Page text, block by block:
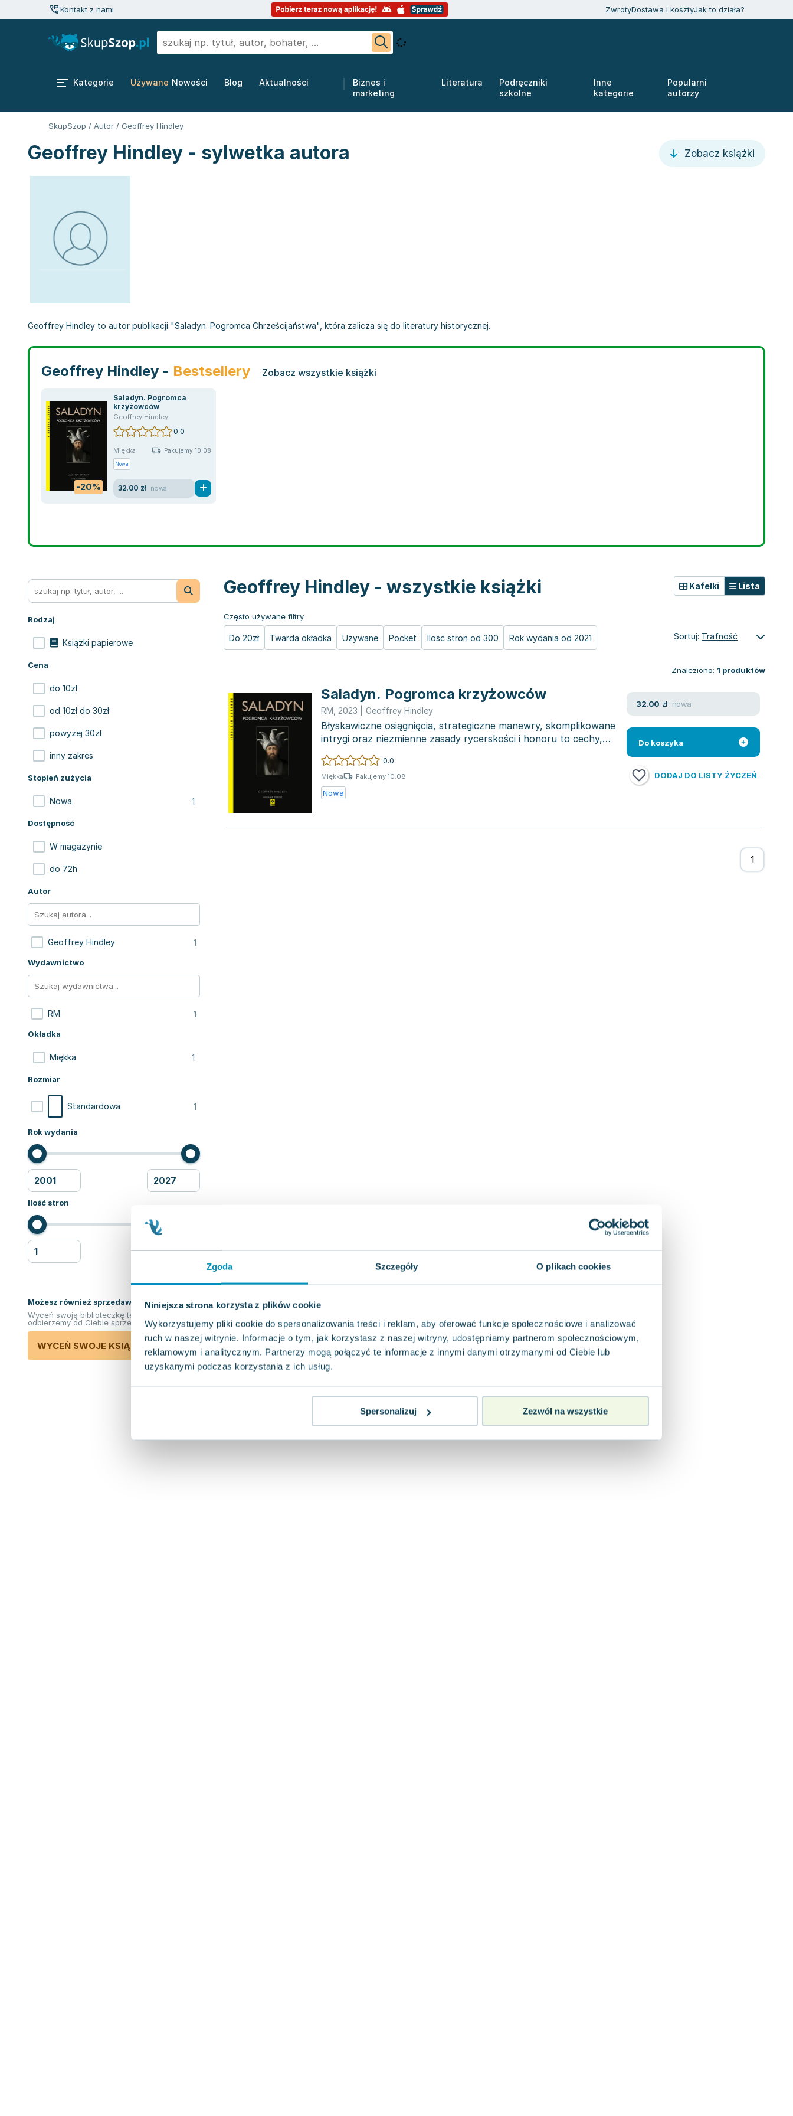
Zgoda Szczegóły O plikach cookies
Niniejsza strona korzysta z plików cookie
Wykorzystujemy pliki cookie do spersonalizowania treści i reklam, aby oferować funkcje społecznościowe i analizować
ruch w naszej witrynie. Informacje o tym, jak korzystasz z naszej witryny, udostępniamy partnerom społecznościowym,
reklamowym i analitycznym. Partnerzy mogą połączyć te informacje z innymi danymi otrzymanymi od Ciebie lub
uzyskanymi podczas korzystania z ich usług.
Spersonalizuj Zezwól na wszystkie
Kontakt z nami ZwrotyDostawa i kosztyJak to działa?
Kategorie Używane Nowości Blog Aktualności
Biznes i
marketing
Literatura
Podręczniki
szkolne
Inne
kategorie
Popularni
autorzy
SkupSzop / Autor / Geoffrey Hindley
Geoffrey Hindley - sylwetka autora Zobacz książki
Geoffrey Hindley to autor publikacji "Saladyn. Pogromca Chrześcijaństwa", która zalicza się do literatury historycznej.
Geoffrey Hindley - Bestsellery Zobacz wszystkie książki
-20%
Saladyn. Pogromca
krzyżowców
Geoffrey Hindley
0.0
Miękka Pakujemy 10.08
Nowa
32.00 zł nowa
Rodzaj
Książki papierowe
Cena
do 10zł
od 10zł do 30zł
powyżej 30zł
inny zakres
Stopień zużycia
Nowa 1
Dostępność
W magazynie
do 72h
Autor
Geoffrey Hindley 1
Wydawnictwo
RM 1
Okładka
Miękka 1
Rozmiar
Standardowa 1
Rok wydania
Ilość stron
Możesz również sprzedawać ksiązki!
Wyceń swoją biblioteczkę teraz. Odkupimy i
odbierzemy od Ciebie sprzedane książki.
WYCEŃ SWOJE KSIĄŻKI
Geoffrey Hindley - wszystkie książki
Często używane filtry
Do 20zł Twarda okładka Używane Pocket Ilość stron od 300 Rok wydania od 2021
Kafelki Lista
Sortuj: Trafność
Znaleziono: 1 produktów
Saladyn. Pogromca krzyżowców
RM 2023 Geoffrey Hindley
Błyskawiczne osiągnięcia, strategiczne manewry, skomplikowane
intrygi oraz niezmienne zasady rycerskości i honoru to cechy,
które...
0.0
Miękka Pakujemy 10.08
Nowa
32.00 zł nowa
Do koszyka
DODAJ DO LISTY ŻYCZEŃ